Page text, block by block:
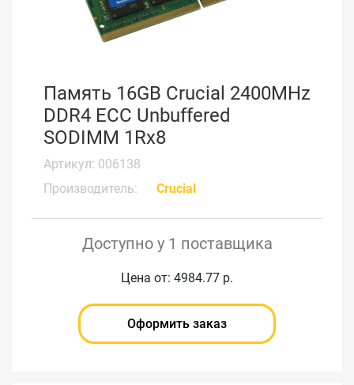
Память 16GB Crucial 2400MHz
DDR4 ECC Unbuffered
SODIMM 1Rx8
Артикул: 006138
Производитель:
Crucial
Доступно у 1 поставщика
Цена от: 4984.77 р.
Оформить заказ